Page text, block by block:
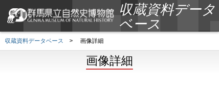
収蔵資料データ
ベース
収蔵資料データベース > 画像詳細
画像詳細